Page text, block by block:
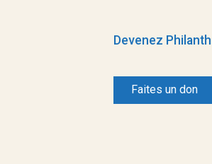
Devenez
Faites un don